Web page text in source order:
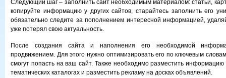
Следующий шаг – заполнить сайт необходимым материалом: статьи,
копируйте информацию у других сайтов, старайтесь заполнить его
обязательно следите за пополнением интересной информацией,
уже потерял свою актуальность.
После создания сайта и наполнения его необходимой
продвижением. Для этого нужно оптимизировать его по ключевым
смогут попасть на ваш сайт. Также необходимо разместить
тематических каталогах и разместить рекламу на досках объявлений.